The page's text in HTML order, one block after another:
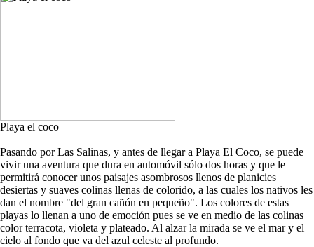
Playa el coco
Pasando por Las Salinas, y antes de llegar a Playa El Coco, se puede
vivir una aventura que dura en automóvil sólo dos horas y que le
permitirá conocer unos paisajes asombrosos llenos de planicies
desiertas y suaves colinas llenas de colorido, a las cuales los nativos les
dan el nombre "del gran cañón en pequeño". Los colores de estas
playas lo llenan a uno de emoción pues se ve en medio de las colinas
color terracota, violeta y plateado. Al alzar la mirada se ve el mar y el
cielo al fondo que va del azul celeste al profundo.